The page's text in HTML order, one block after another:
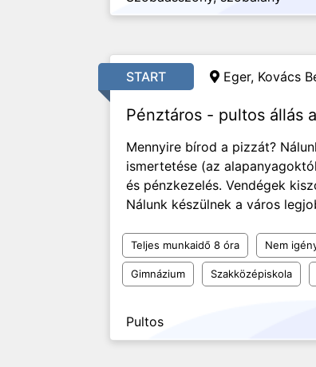
START Eger, Kovács
Pénztáros - pultos állás
Mennyire bírod a pizzát?
ismertetése (az
és pénzkezelés. Vendégek
Nálunk készülnek a város
Teljes munkaidő 8 óra Nem
Gimnázium Szakközépiskola
Pultos